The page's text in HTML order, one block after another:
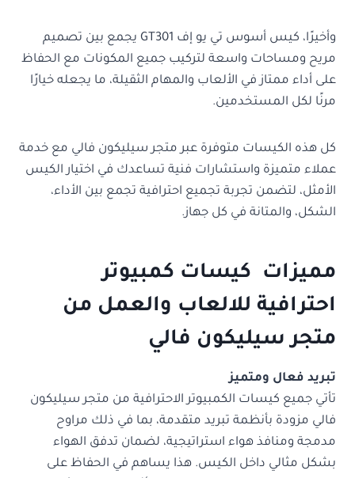
وأخيرًا، كيس أسوس تي يو إف GT301 يجمع بين تصميم
مريح ومساحات واسعة لتركيب جميع المكونات مع الحفاظ
على أداء ممتاز في الألعاب والمهام الثقيلة، ما يجعله خيارًا
مرنًا لكل المستخدمين.
كل هذه الكيسات متوفرة عبر متجر سيليكون فالي مع خدمة
عملاء متميزة واستشارات فنية تساعدك في اختيار الكيس
الأمثل، لتضمن تجربة تجميع احترافية تجمع بين الأداء،
الشكل، والمتانة في كل جهاز.
مميزات كيسات كمبيوتر
احترافية للالعاب والعمل من
متجر سيليكون فالي
تبريد فعال ومتميز
تأتي جميع كيسات الكمبيوتر الاحترافية من متجر سيليكون
فالي مزودة بأنظمة تبريد متقدمة، بما في ذلك مراوح
مدمجة ومنافذ هواء استراتيجية، لضمان تدفق الهواء
بشكل مثالي داخل الكيس. هذا يساهم في الحفاظ على